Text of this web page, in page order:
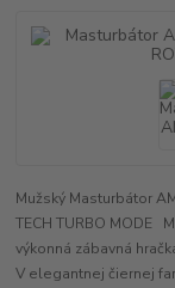
Mužský Masturbátor
TECH TURBO MODE
výkonná zábavná
V elegantnej čiernej